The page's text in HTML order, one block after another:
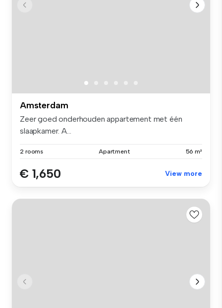
Amsterdam
Zeer goed onderhouden appartement met één
slaapkamer. A...
2 rooms Apartment 56 m²
€ 1,650 View more